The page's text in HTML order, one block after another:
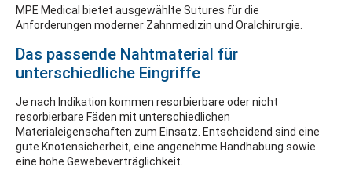
MPE Medical bietet ausgewählte Sutures für die
Anforderungen moderner Zahnmedizin und Oralchirurgie.
Das passende Nahtmaterial für
unterschiedliche Eingriffe
Je nach Indikation kommen resorbierbare oder nicht
resorbierbare Fäden mit unterschiedlichen
Materialeigenschaften zum Einsatz. Entscheidend sind eine
gute Knotensicherheit, eine angenehme Handhabung sowie
eine hohe Gewebeverträglichkeit.